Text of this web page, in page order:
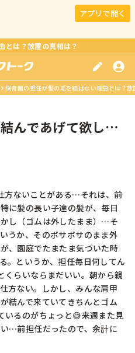
アプリで開く
とは？放置の真相は？
保育園の担任が髪の毛を結ばない理由とは？放
んであげて欲し
方ないことがある…それは、前
に髪の長い子達の髪が、毎日
し（ゴムは外したまま）…そ
うか、そのボサボサのまま外
、園庭でたまたま気づいた時
。というか、担任毎日何してん
くらいならまだいい。朝から親
方ない。しかし、みんな肩甲
結んで来ていてきちんとゴム
いるのがちょっと😅来週また見
…前担任だったので、余計に